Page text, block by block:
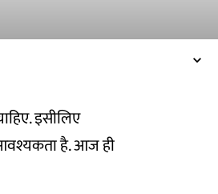
इसीलिए
है. आज ही